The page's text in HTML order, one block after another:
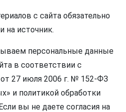
с сайта обязательно
на источник.
персональные данные
в соответствии с
27 июля 2006 г. № 152-ФЗ
и политикой обработки
вы не даете согласия на